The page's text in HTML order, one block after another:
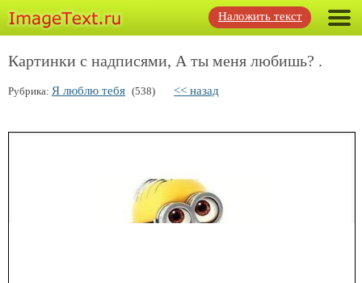
Наложить текст
Картинки с надписями, А ты меня любишь? .
Рубрика: Я люблю тебя (538) << назад